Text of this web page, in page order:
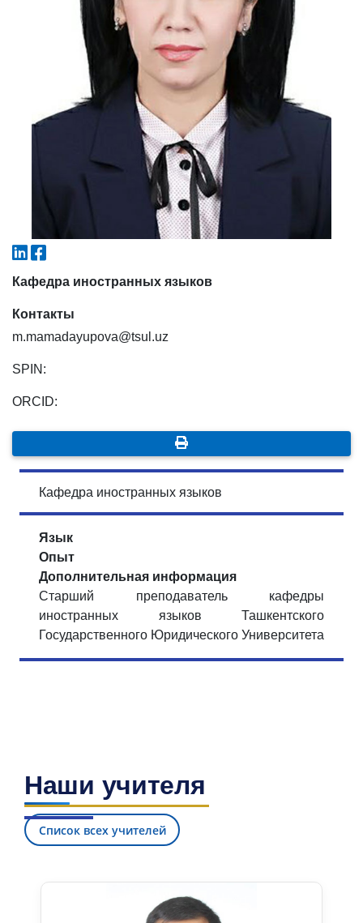
Кафедра иностранных языков
Контакты
m.mamadayupova@tsul.uz
SPIN:
ORCID:
Кафедра иностранных языков
Язык
Опыт
Дополнительная информация
Старший преподаватель кафедры
иностранных языков Ташкентского
Государственного Юридического Университета
Наши учителя
Список всех учителей
6. Онлайн-заявки (15) 7. Колл-центр (4)
8. Квота (бакалавриат) (1)
✉️ Написать администратору